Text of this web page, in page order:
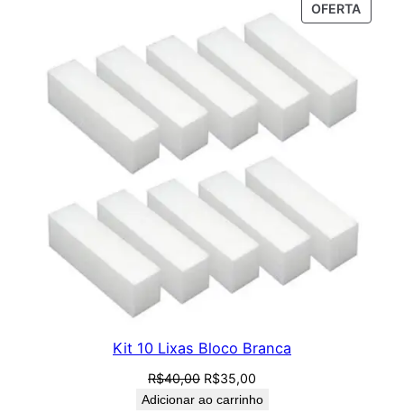
R$60,00.
é:
R$53,90.
OFERTA
EM
Kit 10 Lixas Bloco Branca
R$40,00 O
preço
R$35,00
preço
Adicionar ao carrinho